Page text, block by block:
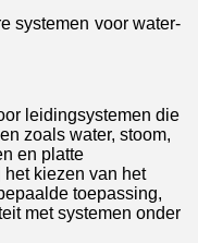
systemen voor water-
leidingsystemen die
zoals water, stoom,
en platte
kiezen van het
toepassing,
met systemen onder